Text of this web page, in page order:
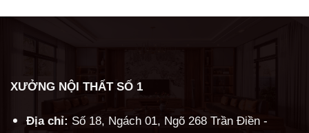
XƯỞNG NỘI THẤT SỐ 1
Địa chỉ: Số 18, Ngách 01, Ngõ 268 Trần Điền -